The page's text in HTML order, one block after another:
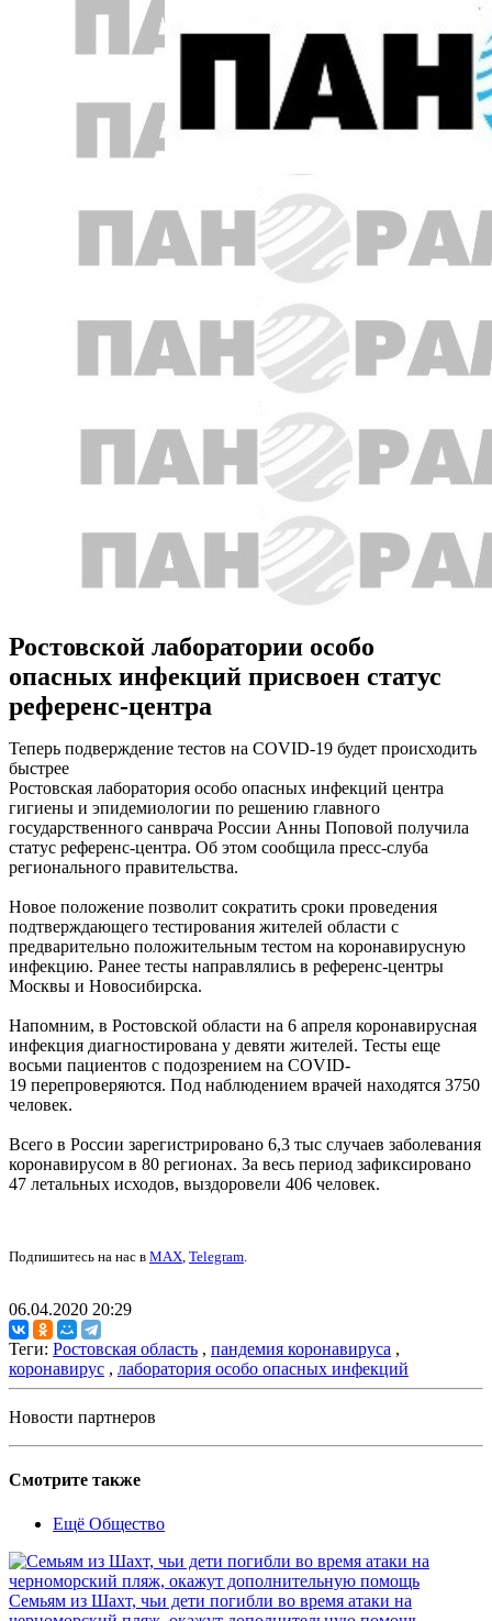
Ростовской лаборатории особо
опасных инфекций присвоен статус
референс-центра
Теперь подверждение тестов на COVID-19 будет происходить
быстрее
Ростовская лаборатория особо опасных инфекций центра
гигиены и эпидемиологии по решению главного
государственного санврача России Анны Поповой получила
статус референс-центра. Об этом сообщила пресс-слуба
регионального правительства.
Новое положение позволит сократить сроки проведения
подтверждающего тестирования жителей области с
предварительно положительным тестом на коронавирусную
инфекцию. Ранее тесты направлялись в референс-центры
Москвы и Новосибирска.
Напомним, в Ростовской области на 6 апреля коронавирусная
инфекция диагностирована у девяти жителей. Тесты еще
восьми пациентов с подозрением на COVID-
19 перепроверяются. Под наблюдением врачей находятся 3750
человек.
Всего в России зарегистрировано 6,3 тыс случаев заболевания
коронавирусом в 80 регионах. За весь период зафиксировано
47 летальных исходов, выздоровели 406 человек.
Подпишитесь на нас в MAX, Telegram.
06.04.2020 20:29
Теги: Ростовская область , пандемия коронавируса ,
коронавирус , лаборатория особо опасных инфекций
Новости партнеров
Смотрите также
Ещё Общество
Семьям из Шахт, чьи дети погибли во время атаки на